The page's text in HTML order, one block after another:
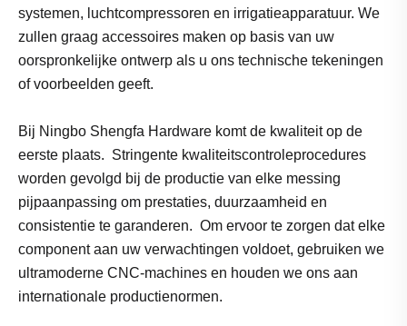
systemen, luchtcompressoren en irrigatieapparatuur. We
zullen graag accessoires maken op basis van uw
oorspronkelijke ontwerp als u ons technische tekeningen
of voorbeelden geeft.
Bij Ningbo Shengfa Hardware komt de kwaliteit op de
eerste plaats. Stringente kwaliteitscontroleprocedures
worden gevolgd bij de productie van elke messing
pijpaanpassing om prestaties, duurzaamheid en
consistentie te garanderen. Om ervoor te zorgen dat elke
component aan uw verwachtingen voldoet, gebruiken we
ultramoderne CNC-machines en houden we ons aan
internationale productienormen.